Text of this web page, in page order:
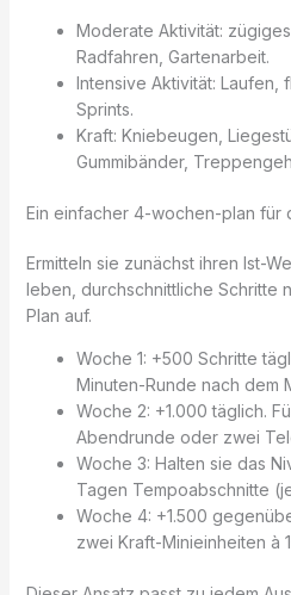
Moderate Aktivität:
Radfahren, Gartenarbeit.
Intensive Aktivität:
Sprints.
Kraft: Kniebeugen,
Gummibänder,
Ein einfacher 4-wochen-plan für
Ermitteln sie zunächst ihren Ist-
leben, durchschnittliche Schritte
Plan auf.
Woche 1: +500 Schritte
Minuten-Runde nach dem
Woche 2: +1.000 täglich.
Abendrunde oder zwei
Woche 3: Halten sie das
Tagen Tempoabschnitte
Woche 4: +1.500
zwei Kraft-Minieinheiten à